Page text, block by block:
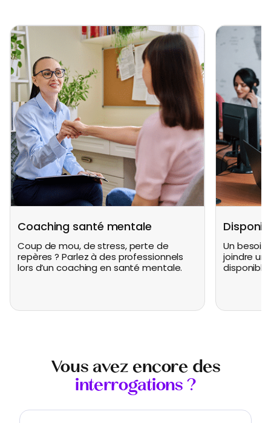
Coaching santé mentale
Coup de mou, de stress, perte de
repères ? Parlez à des professionnels
lors d’un coaching en santé mentale.
Un besoin
joindre un
Vous avez encore des
interrogations ?